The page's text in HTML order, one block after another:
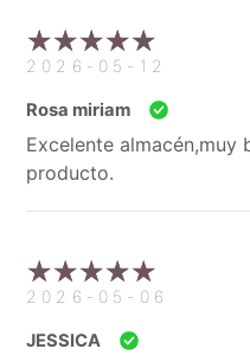
2026-05-12
Rosa miriam
Excelente almacén,muy
producto.
2026-05-06
JESSICA